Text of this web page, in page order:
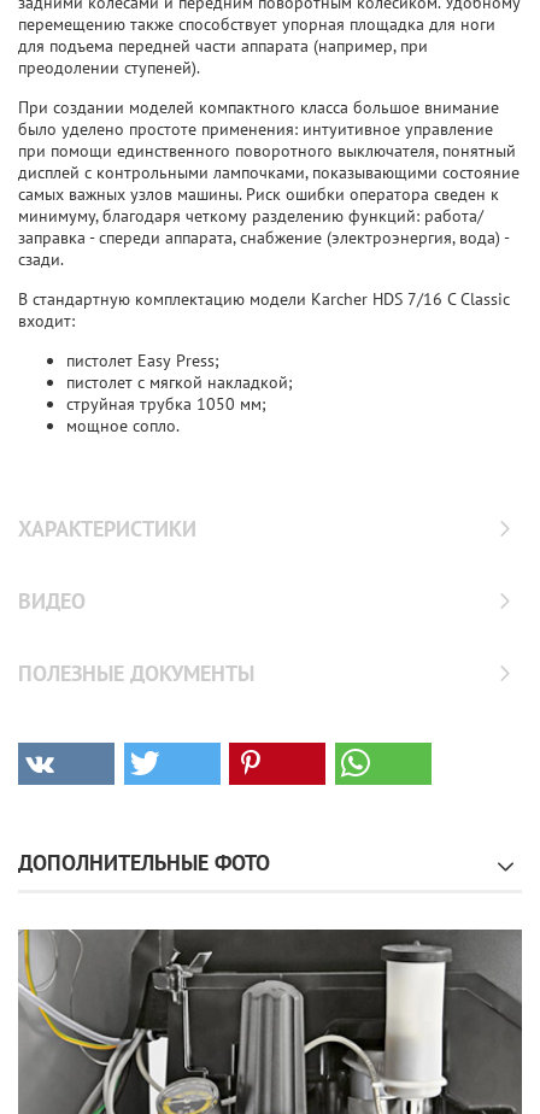
перемещению также способствует упорная площадка для ноги
для подъема передней части аппарата (например, при
преодолении ступеней).
При создании моделей компактного класса большое внимание
было уделено простоте применения: интуитивное управление
при помощи единственного поворотного выключателя, понятный
дисплей с контрольными лампочками, показывающими состояние
самых важных узлов машины. Риск ошибки оператора сведен к
минимуму, благодаря четкому разделению функций: работа/
заправка - спереди аппарата, снабжение (электроэнергия, вода) -
сзади.
В стандартную комплектацию модели Karcher HDS 7/16 C Classic
входит:
пистолет Easy Press;
пистолет с мягкой накладкой;
струйная трубка 1050 мм;
мощное сопло.
ХАРАКТЕРИСТИКИ
ВИДЕО
ПОЛЕЗНЫЕ ДОКУМЕНТЫ
ДОПОЛНИТЕЛЬНЫЕ ФОТО